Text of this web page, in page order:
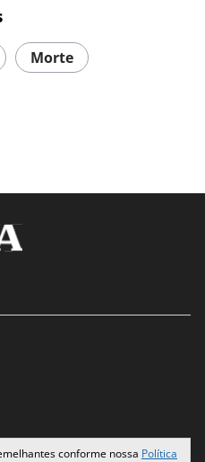
Morte
conforme nossa Política